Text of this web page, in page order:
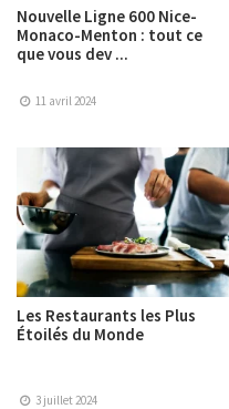
Nouvelle Ligne 600 Nice-
Monaco-Menton : tout ce
que vous dev ...
11 avril 2024
Les Restaurants les Plus
Étoilés du Monde
3 juillet 2024